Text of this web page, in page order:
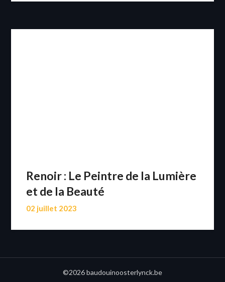
Renoir : Le Peintre de la Lumière
et de la Beauté
02 juillet 2023
©2026 baudouinoosterlynck.be